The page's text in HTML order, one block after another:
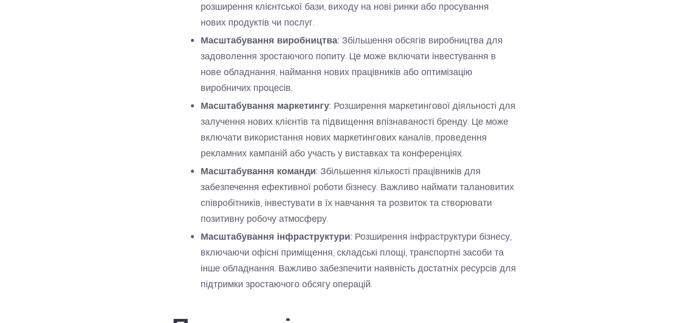
розширення клієнтської бази, виходу на нові ринки або просування
нових продуктів чи послуг.
Масштабування виробництва: Збільшення обсягів виробництва для
задоволення зростаючого попиту. Це може включати інвестування в
нове обладнання, наймання нових працівників або оптимізацію
виробничих процесів.
Масштабування маркетингу: Розширення маркетингової діяльності для
залучення нових клієнтів та підвищення впізнаваності бренду. Це може
включати використання нових маркетингових каналів, проведення
рекламних кампаній або участь у виставках та конференціях.
Масштабування команди: Збільшення кількості працівників для
забезпечення ефективної роботи бізнесу. Важливо наймати талановитих
співробітників, інвестувати в їх навчання та розвиток та створювати
позитивну робочу атмосферу.
Масштабування інфраструктури: Розширення інфраструктури бізнесу,
включаючи офісні приміщення, складські площі, транспортні засоби та
інше обладнання. Важливо забезпечити наявність достатніх ресурсів для
підтримки зростаючого обсягу операцій.